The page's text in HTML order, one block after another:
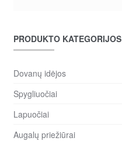
PRODUKTO KATEGORIJOS
Dovanų idėjos
Spygliuočiai
Lapuočiai
Augalų priežiūrai